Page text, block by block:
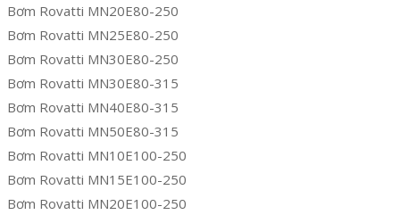
Bơm Rovatti MN20E80-250
Bơm Rovatti MN25E80-250
Bơm Rovatti MN30E80-250
Bơm Rovatti MN30E80-315
Bơm Rovatti MN40E80-315
Bơm Rovatti MN50E80-315
Bơm Rovatti MN10E100-250
Bơm Rovatti MN15E100-250
Bơm Rovatti MN20E100-250